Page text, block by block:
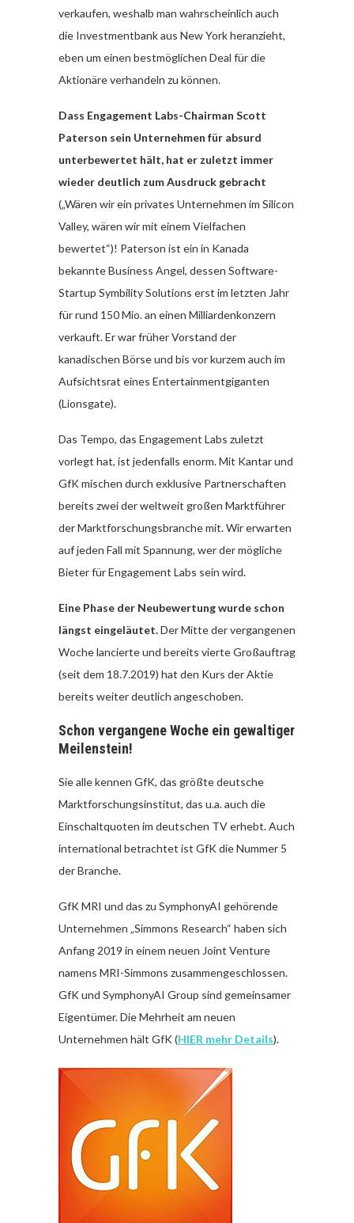
verkaufen, weshalb man wahrscheinlich auch
die Investmentbank aus New York heranzieht,
eben um einen bestmöglichen Deal für die
Aktionäre verhandeln zu können.
Dass Engagement Labs-Chairman Scott
Paterson sein Unternehmen für absurd
unterbewertet hält, hat er zuletzt immer
wieder deutlich zum Ausdruck gebracht
(„Wären wir ein privates Unternehmen im Silicon
Valley, wären wir mit einem Vielfachen
bewertet“)! Paterson ist ein in Kanada
bekannte Business Angel, dessen Software-
Startup Symbility Solutions erst im letzten Jahr
für rund 150 Mio. an einen Milliardenkonzern
verkauft. Er war früher Vorstand der
kanadischen Börse und bis vor kurzem auch im
Aufsichtsrat eines Entertainmentgiganten
(Lionsgate).
Das Tempo, das Engagement Labs zuletzt
vorlegt hat, ist jedenfalls enorm. Mit Kantar und
GfK mischen durch exklusive Partnerschaften
bereits zwei der weltweit großen Marktführer
der Marktforschungsbranche mit. Wir erwarten
auf jeden Fall mit Spannung, wer der mögliche
Bieter für Engagement Labs sein wird.
Eine Phase der Neubewertung wurde schon
längst eingeläutet.Der Mitte der vergangenen
Woche lancierte und bereits vierte Großauftrag
(seit dem 18.7.2019) hat den Kurs der Aktie
bereits weiter deutlich angeschoben.
Schon vergangene Woche ein gewaltiger
Meilenstein!
Sie alle kennen GfK, das größte deutsche
Marktforschungsinstitut, das u.a. auch die
Einschaltquoten im deutschen TV erhebt. Auch
international betrachtet ist GfK die Nummer 5
der Branche.
GfK MRI und das zu SymphonyAI gehörende
Unternehmen „Simmons Research“ haben sich
Anfang 2019 in einem neuen Joint Venture
namens MRI-Simmons zusammengeschlossen.
GfK und SymphonyAI Group sind gemeinsamer
Eigentümer. Die Mehrheit am neuen
Unternehmen hält GfK (HIER mehr Details).